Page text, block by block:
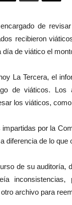
de
recibieron
de viático el
La Tercera, el
de viáticos.
los viáticos,
por la
diferencia de lo que
de su auditoría,
archivo para